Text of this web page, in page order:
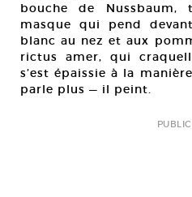
bouche de Nussbaum,
masque qui pend
blanc au nez et aux
rictus amer, qui
s’est épaissie à la
parle plus — il peint.